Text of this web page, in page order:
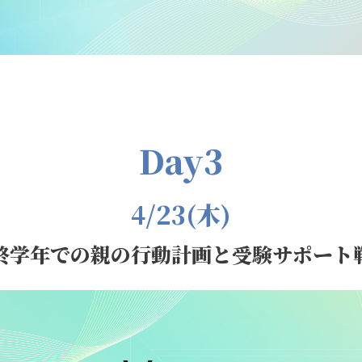
Day3
4/23(木)
学年での親の行動計画と受験サポート